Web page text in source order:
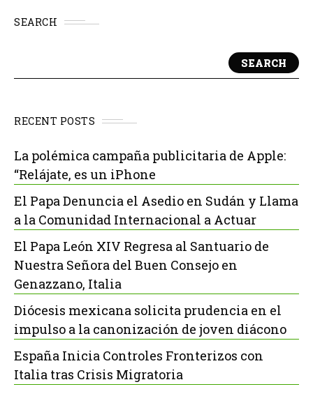
SEARCH
SEARCH
RECENT POSTS
La polémica campaña publicitaria de Apple:
“Relájate, es un iPhone
El Papa Denuncia el Asedio en Sudán y Llama
a la Comunidad Internacional a Actuar
El Papa León XIV Regresa al Santuario de
Nuestra Señora del Buen Consejo en
Genazzano, Italia
Diócesis mexicana solicita prudencia en el
impulso a la canonización de joven diácono
España Inicia Controles Fronterizos con
Italia tras Crisis Migratoria